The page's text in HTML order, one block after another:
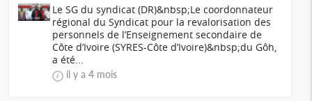
Le SG du syndicat (DR)&nbsp;Le coordonnateur
régional du Syndicat pour la revalorisation des
personnels de l’Enseignement secondaire de
Côte d’Ivoire (SYRES-Côte d’Ivoire)&nbsp;du Gôh,
a été...
il y a 4 mois